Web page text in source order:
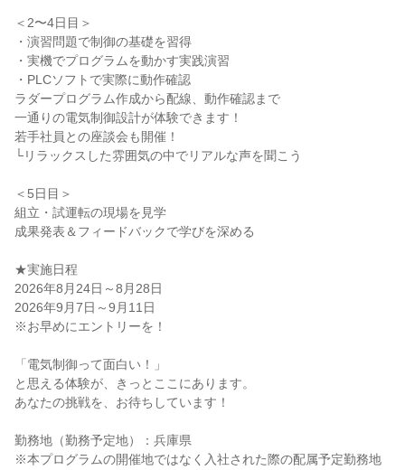
＜2〜4日目＞
・演習問題で制御の基礎を習得
・実機でプログラムを動かす実践演習
・PLCソフトで実際に動作確認
ラダープログラム作成から配線、動作確認まで
一通りの電気制御設計が体験できます！
若手社員との座談会も開催！
└リラックスした雰囲気の中でリアルな声を聞こう
＜5日目＞
組立・試運転の現場を見学
成果発表＆フィードバックで学びを深める
★実施日程
2026年8月24日～8月28日
2026年9月7日～9月11日
※お早めにエントリーを！
「電気制御って面白い！」
と思える体験が、きっとここにあります。
あなたの挑戦を、お待ちしています！
勤務地（勤務予定地）：兵庫県
※本プログラムの開催地ではなく入社された際の配属予定勤務地